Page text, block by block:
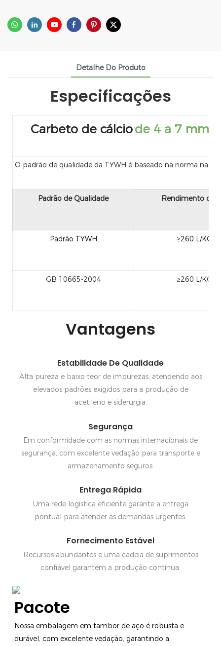
Detalhe Do Produto
Especificações
Carbeto de cálciode 4 a 7 mm
O padrão de qualidade da TYWH é baseado na norma
Padrão de Qualidade Rendimento de
Padrão TYWH ≥260 L/KG
GB 10665-2004 ≥260 L/KG
Vantagens
Estabilidade De Qualidade
Alta pureza e baixo teor de impurezas, atendendo aos
elevados padrões exigidos para a produção de
acetileno e siderurgia.
Segurança
Em conformidade com as normas internacionais de
segurança, com excelente vedação para transporte e
armazenamento seguros.
Entrega Rápida
Uma rede logística eficiente garante a entrega
pontual para atender às demandas urgentes.
Fornecimento Estável
Recursos abundantes e uma cadeia de suprimentos
confiável garantem a produção contínua.
Pacote
Nossa embalagem em tambor de aço é robusta e
durável, com excelente vedação, garantindo a